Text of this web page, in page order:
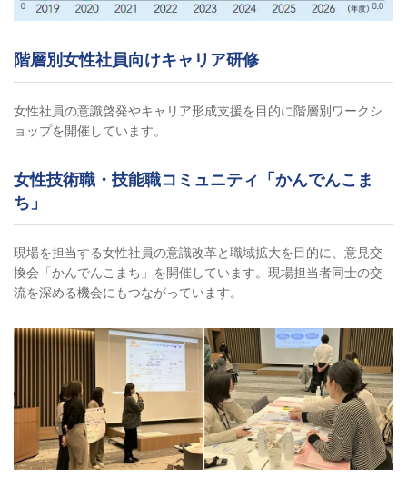
階層別女性社員向けキャリア研修
女性社員の意識啓発やキャリア形成支援を目的に階層別ワークシ
ョップを開催しています。
女性技術職・技能職コミュニティ「かんでんこま
ち」
現場を担当する女性社員の意識改革と職域拡大を目的に、意見交
換会「かんでんこまち」を開催しています。現場担当者同士の交
流を深める機会にもつながっています。